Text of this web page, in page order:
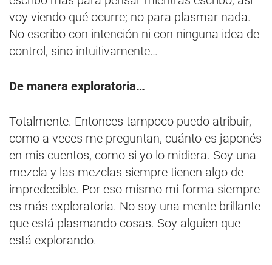
voy viendo qué ocurre; no para plasmar nada.
No escribo con intención ni con ninguna idea de
control, sino intuitivamente…
De manera exploratoria…
Totalmente. Entonces tampoco puedo atribuir,
como a veces me preguntan, cuánto es japonés
en mis cuentos, como si yo lo midiera. Soy una
mezcla y las mezclas siempre tienen algo de
impredecible. Por eso mismo mi forma siempre
es más exploratoria. No soy una mente brillante
que está plasmando cosas. Soy alguien que
está explorando.